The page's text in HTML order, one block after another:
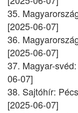
35.
[2025-06-07]
36.
[2025-06-07]
37. Magyar-
06-07]
38. Sajtóhír:
[2025-06-07]